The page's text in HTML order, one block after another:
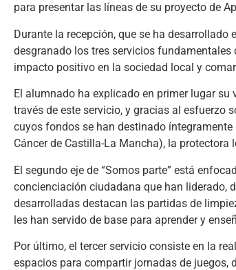
para presentar las líneas de su proyecto de
Durante la recepción, que se ha
desgranado los tres servicios
impacto positivo en la sociedad local y
El alumnado ha explicado en primer lugar
través de este servicio, y gracias al esfuerzo
cuyos fondos se han destinado
Cáncer de Castilla-La Mancha), la protectora
El segundo eje de “Somos parte” está
concienciación ciudadana que han liderado,
desarrolladas destacan las partidas de
les han servido de base para aprender y
Por último, el tercer servicio consiste en la
espacios para compartir jornadas de